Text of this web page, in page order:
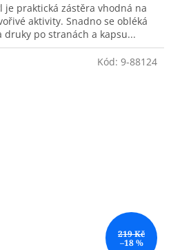
je praktická zástěra vhodná na
aktivity. Snadno se obléká
po stranách a kapsu...
219 Kč
–18 %
Kód: 9-88124